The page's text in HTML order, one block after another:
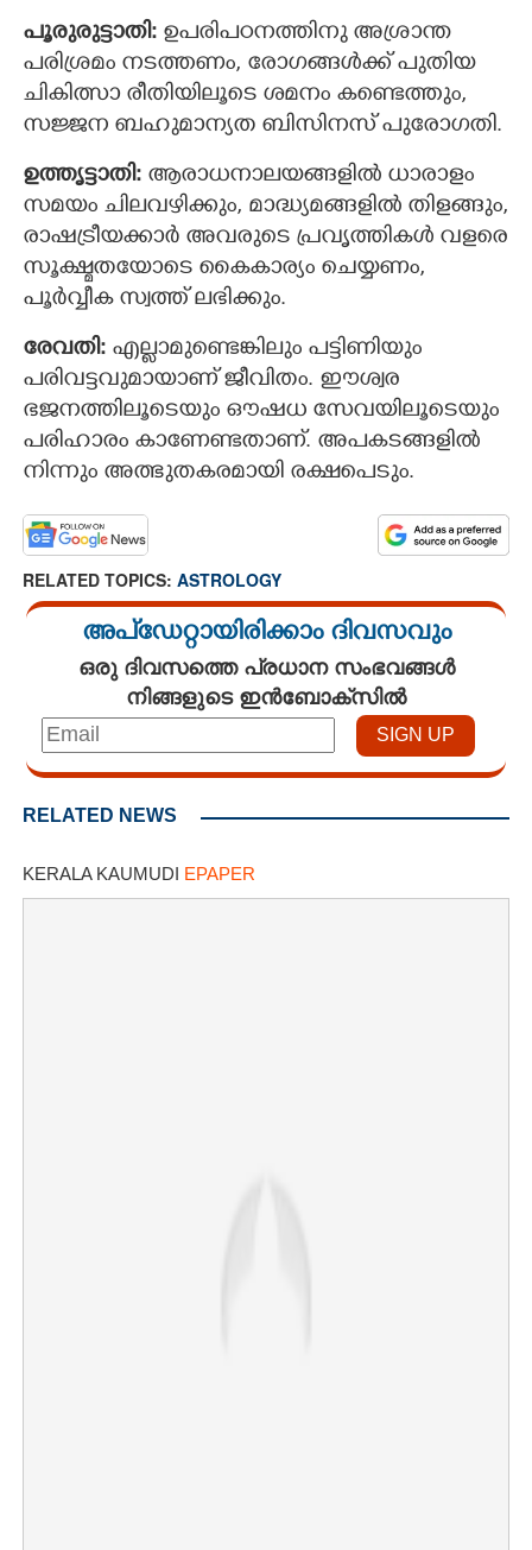
പൂരുരുട്ടാതി: ഉപരിപഠനത്തിനു അശ്രാന്ത
പരിശ്രമം നടത്തണം, രോഗങ്ങള്‍ക്ക് പുതിയ
ചികിത്സാ രീതിയിലൂടെ ശമനം കണ്ടെത്തും,
സജ്ജന ബഹുമാന്യത ബിസിനസ് പുരോഗതി.
ഉത്തൃട്ടാതി: ആരാധനാലയങ്ങളില്‍ ധാരാളം
സമയം ചിലവഴിക്കും, മാദ്ധ്യമങ്ങളില്‍ തിളങ്ങും,
രാഷട്രീയക്കാര്‍ അവരുടെ പ്രവൃത്തികൾ വളരെ
സൂക്ഷ്മതയോടെ കൈകാര്യം ചെയ്യണം,
പൂർവ്വീക സ്വത്ത് ലഭിക്കും.
രേവതി: എല്ലാമുണ്ടെങ്കിലും പട്ടിണിയും
പരിവട്ടവുമായാണ് ജീവിതം. ഈശ്വര
ഭജനത്തിലൂടെയും ഔഷധ സേവയിലൂടെയും
പരിഹാരം കാണേണ്ടതാണ്. അപകടങ്ങളില്‍
നിന്നും അത്ഭുതകരമായി രക്ഷപെടും.
RELATED TOPICS: ASTROLOGY
അപ്ഡേറ്റായിരിക്കാം ദിവസവും
ഒരു ദിവസത്തെ പ്രധാന സംഭവങ്ങൾ
നിങ്ങളുടെ ഇൻബോക്സിൽ
RELATED NEWS
KERALA KAUMUDI EPAPER
×
Share this link
Copy Link